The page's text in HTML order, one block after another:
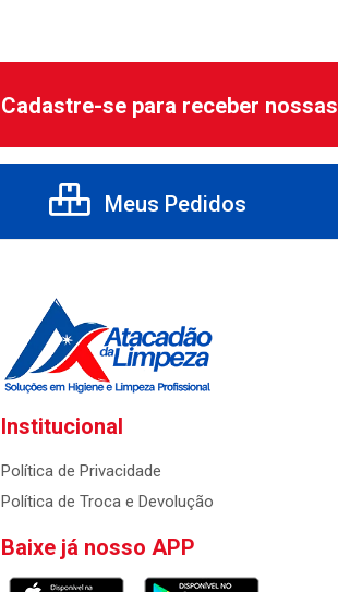
Cadastre-se para receber
Meus Pedidos
Institucional
Política de Privacidade
Política de Troca e Devolução
Baixe já nosso APP